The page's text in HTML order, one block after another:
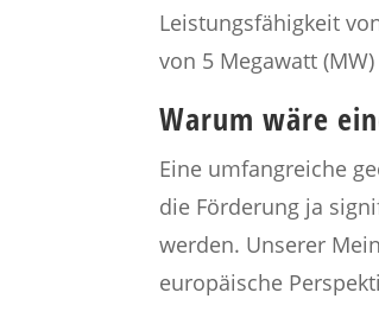
Leistungsfähigkeit
von 5 Megawatt
Warum wäre
Eine umfangreiche
die Förderung ja
werden. Unserer
europäische